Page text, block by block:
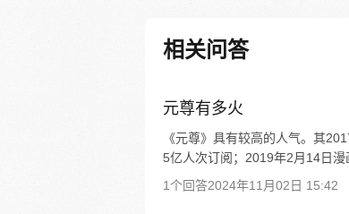
漾的反派吧！”瞎子对
之路，正在崛起！
相关问答
元尊有多火
《元尊》具有较高的人气。其
5亿人次订阅；2019年2月14日漫
1个回答2024年11月02日 15:42